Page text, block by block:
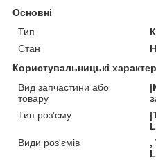
Основні
Тип
Стан
Користувальницькі
Вид запчастини або
товару
Тип роз'єму
Види роз'ємів
,